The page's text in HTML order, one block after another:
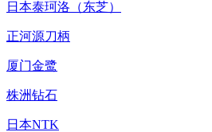
日本泰珂洛（东芝）
正河源刀柄
厦门金鹭
株洲钻石
日本NTK